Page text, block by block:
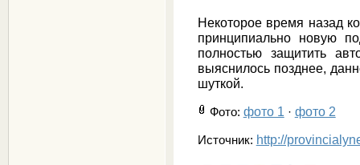
Некоторое время назад
принципиально новую
полностью защитить
выяснилось позднее,
шуткой.
Фото: фото 1 · фото 2
Источник: http://